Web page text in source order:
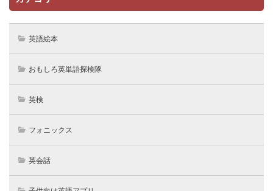
英語絵本
おもしろ英単語探検隊
英検
フォニックス
英会話